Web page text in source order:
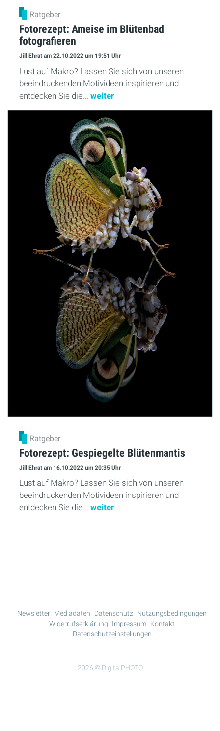
Ratgeber
Fotorezept: Ameise im Blütenbad
fotografieren
Jill Ehrat am 22.10.2022 um 19:51 Uhr
Lust auf Makro? Lassen Sie sich von unseren
beeindruckenden Motivideen inspirieren und
entdecken Sie die... weiter
Ratgeber
Fotorezept: Gespiegelte Blütenmantis
Jill Ehrat am 16.10.2022 um 20:35 Uhr
Lust auf Makro? Lassen Sie sich von unseren
beeindruckenden Motivideen inspirieren und
entdecken Sie die... weiter
2026 © DigitalPHOTO
Newsletter Mediadaten Datenschutz
Nutzungsbedingungen
Widerrufserklärung
Impressum Kontakt
Datenschutzeinstellungen